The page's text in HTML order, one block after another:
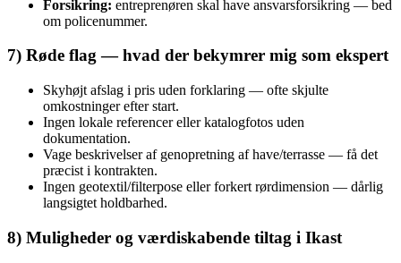
Forsikring: entreprenøren skal have ansvarsforsikring — bed
om policenummer.
7) Røde flag — hvad der bekymrer mig som ekspert
Skyhøjt afslag i pris uden forklaring — ofte skjulte
omkostninger efter start.
Ingen lokale referencer eller katalogfotos uden
dokumentation.
Vage beskrivelser af genopretning af have/terrasse — få det
præcist i kontrakten.
Ingen geotextil/filterpose eller forkert rørdimension — dårlig
langsigtet holdbarhed.
8) Muligheder og værdiskabende tiltag i Ikast